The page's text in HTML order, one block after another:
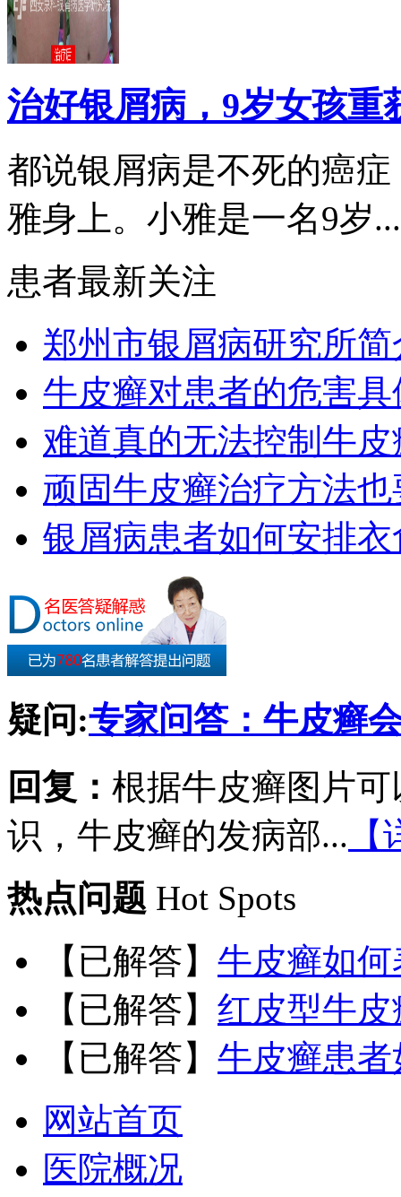
治好银屑病，9岁女孩重
都说银屑病是不死的癌
雅身上。小雅是一名9岁...
患者最新关注
郑州市银屑病研究所简
牛皮癣对患者的危害
难道真的无法控制牛
顽固牛皮癣治疗方法也
银屑病患者如何安排
疑问:专家问答：牛皮癣
回复： 根据牛皮癣图片
识，牛皮癣的发病部...
热点问题 Hot Spots
【已解答】 牛皮癣如
【已解答】 红皮型牛
【已解答】 牛皮癣患
网站首页
医院概况